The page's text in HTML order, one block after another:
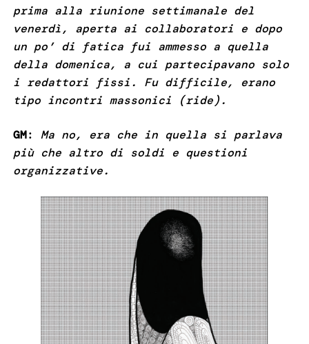
prima alla riunione settimanale del
venerdì, aperta ai collaboratori e dopo
un po’ di fatica fui ammesso a quella
della domenica, a cui partecipavano solo
i redattori fissi. Fu difficile, erano
tipo incontri massonici (ride).
GM: Ma no, era che in quella si parlava
più che altro di soldi e questioni
organizzative.